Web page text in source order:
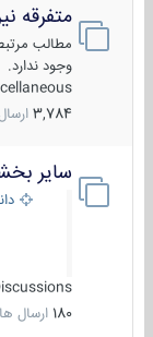
متفرقه
مطالب مرتبط
وجود ندارد.
3,784 ارسال
سایر
180 ارسال ها